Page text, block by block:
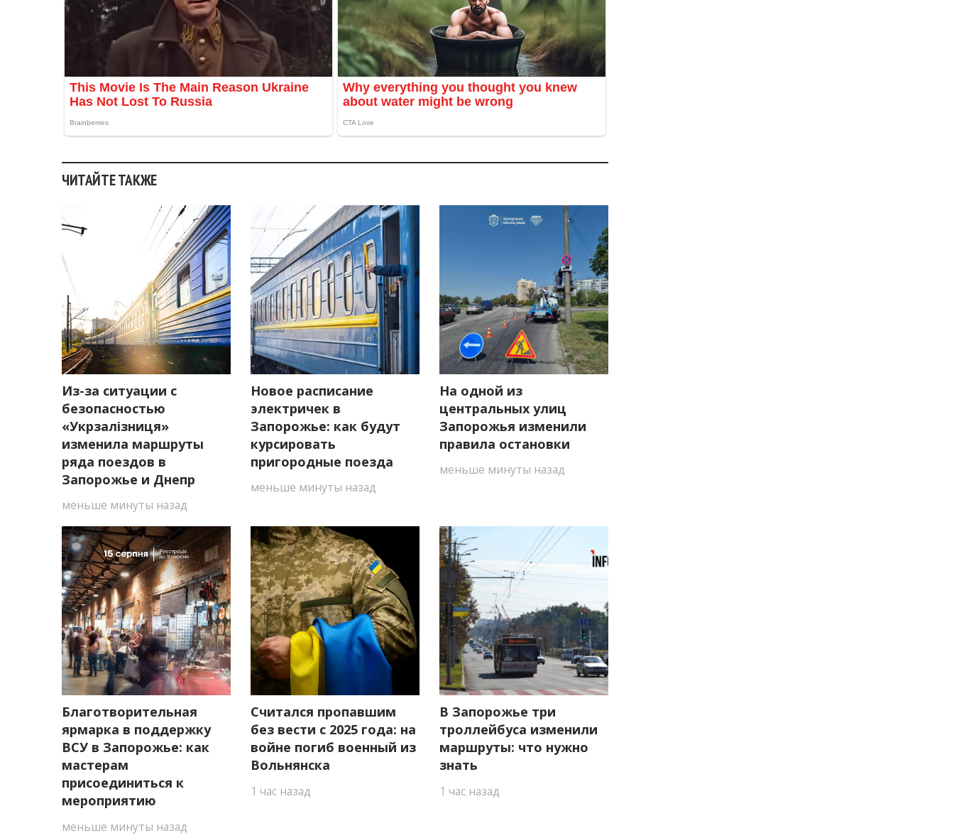
ЧИТАЙТЕ ТАКЖЕ
Из-за ситуации с
безопасностью
«Укрзалізниця»
изменила маршруты
ряда поездов в
Запорожье и Днепр
меньше минуты назад
Новое расписание
электричек в
Запорожье: как будут
курсировать
пригородные поезда
меньше минуты назад
На одной из
центральных улиц
Запорожья изменили
правила остановки
меньше минуты назад
Благотворительная
ярмарка в поддержку
ВСУ в Запорожье: как
мастерам
присоединиться к
мероприятию
меньше минуты назад
Считался пропавшим
без вести с 2025 года: на
войне погиб военный из
Вольнянска
1 час назад
В Запорожье три
троллейбуса изменили
маршруты: что нужно
знать
1 час назад